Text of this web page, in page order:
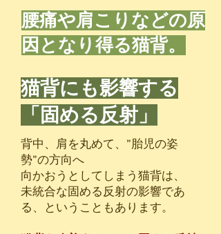
腰痛や肩こりなどの原
因となり得る猫背。
猫背にも影響する
「固める反射」
背中、肩を丸めて、”胎児の姿
勢”の方向へ
向かおうとしてしまう猫背は、
未統合な固める反射の影響であ
る、ということもあります。